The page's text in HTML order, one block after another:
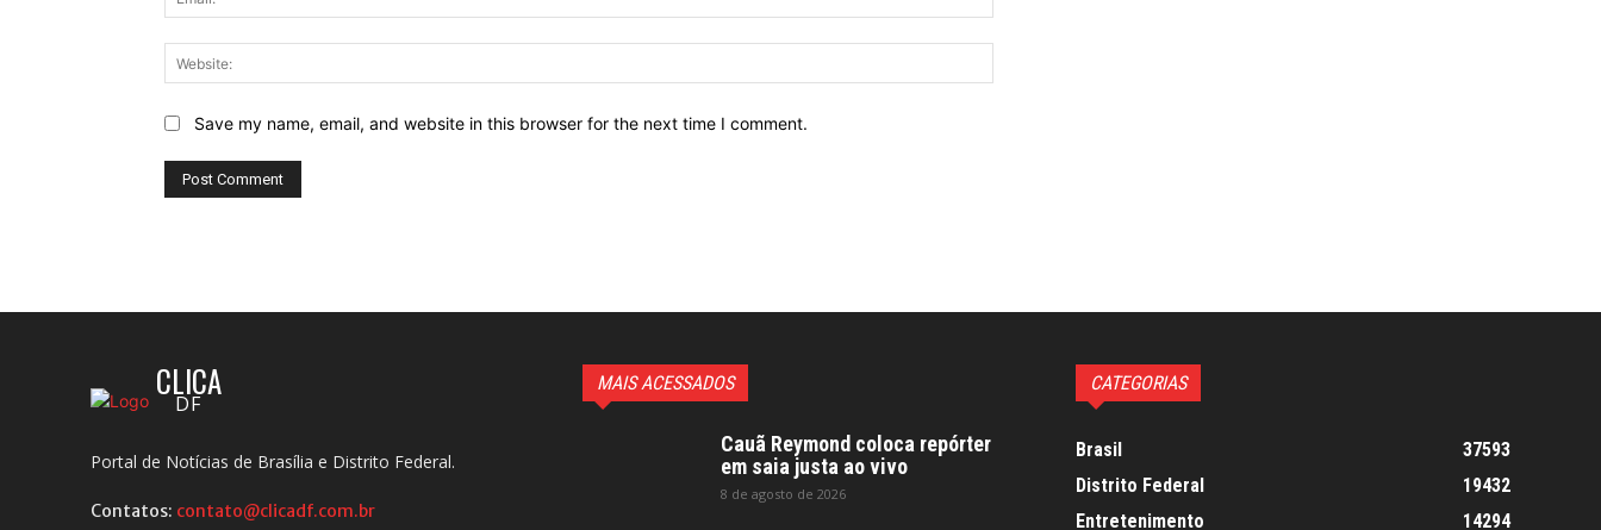
Save my name, email, and website in this browser for the next time I comment.
CLICA
DF
Portal de Notícias de Brasília e Distrito Federal.
Contatos: contato@clicadf.com.br
MAIS ACESSADOS
Cauã Reymond coloca repórter
em saia justa ao vivo
8 de agosto de 2026
CATEGORIAS
Brasil
37593
Distrito Federal
19432
Entretenimento
14294